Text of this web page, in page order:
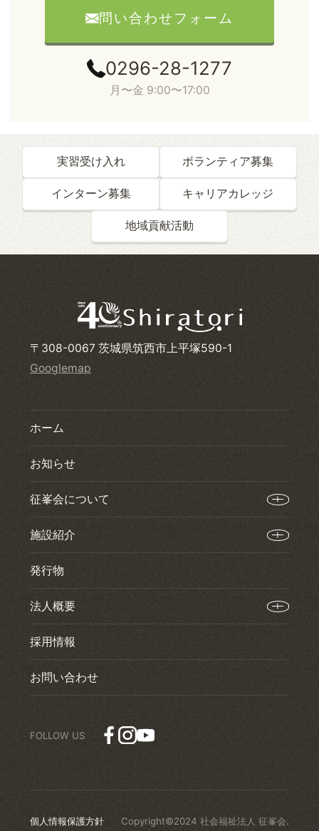
問い合わせフォーム
0296-28-1277
月〜金 9:00〜17:00
実習受け入れ ボランティア募集
インターン募集 キャリアカレッジ
地域貢献活動
〒308-0067 茨城県筑西市上平塚590-1
Googlemap
ホーム
お知らせ
征峯会について
施設紹介
発行物
法人概要
採用情報
お問い合わせ
個人情報保護方針 Copyright©2024 社会福祉法人 征峯会.